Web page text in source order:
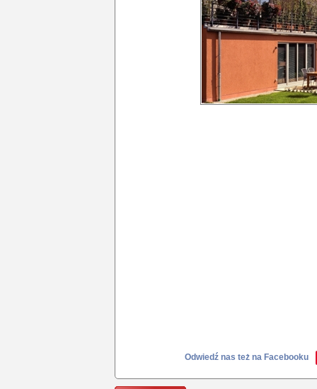
Odwiedź nas też na Facebooku